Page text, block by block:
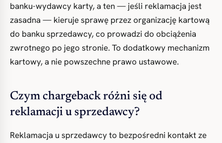
banku-wydawcy karty, a ten — jeśli reklamacja jest
zasadna — kieruje sprawę przez organizację kartową
do banku sprzedawcy, co prowadzi do obciążenia
zwrotnego po jego stronie. To dodatkowy mechanizm
kartowy, a nie powszechne prawo ustawowe.
Czym chargeback różni się od
reklamacji u sprzedawcy?
Reklamacja u sprzedawcy to bezpośredni kontakt ze